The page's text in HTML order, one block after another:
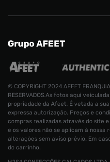
Grupo AFEET
© COPYRIGHT 2024 AFEET
RESERVADOS.As fotos aqui
propriedade da Afeet. É vetada a
expressa autorização. Preços e
compras realizadas através do site
e os valores não se aplicam à
alterações sem aviso prévio. Em
do carrinho.